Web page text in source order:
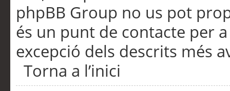
phpBB Group no us pot
és un punt de contacte per
excepció dels descrits més
Torna a l’inici